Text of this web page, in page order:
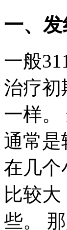
一、
一般
治疗初
一样。
通常是
在几个
比较
些。